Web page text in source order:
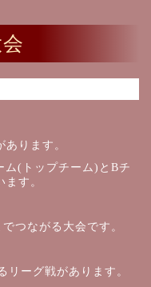
ります。
ム(トップチーム)とBチ
す。
つながる大会です。
リーグ戦があります。